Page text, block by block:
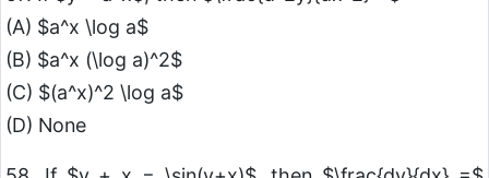
(A) $a^x \log a$
(B) $a^x (\log a)^2$
(C) $(a^x)^2 \log a$
(D) None